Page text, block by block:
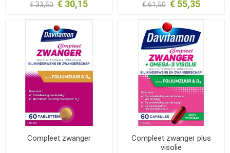
€ 33,50 € 30,15 € 61,50 € 55,35
Compleet zwanger
Compleet zwanger plus
visolie